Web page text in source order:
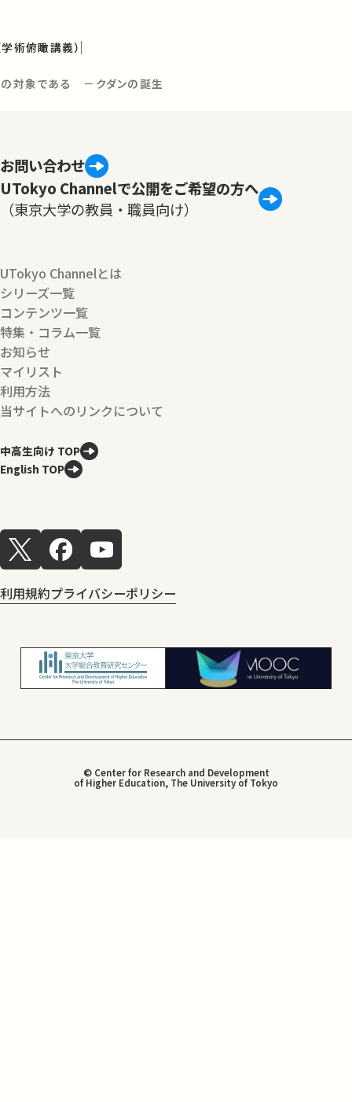
術俯瞰講義）
の対象である －クダンの誕生
お問い合わせ
UTokyo Channelで公開をご希望の方へ
（東京大学の教員・職員向け）
UTokyo Channelとは
シリーズ一覧
コンテンツ一覧
特集・コラム一覧
お知らせ
マイリスト
利用方法
当サイトへのリンクについて
中高生向け TOP
English TOP
利用規約プライバシーポリシー
© Center for Research and Development
of Higher Education, The University of Tokyo